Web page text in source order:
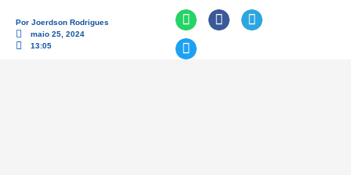
Por Joerdson Rodrigues
maio 25, 2024
13:05